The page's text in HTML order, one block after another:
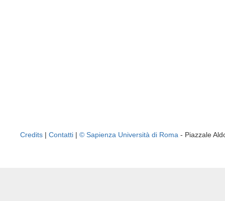
Credits | Contatti | © Sapienza Università di Roma - Piazzale